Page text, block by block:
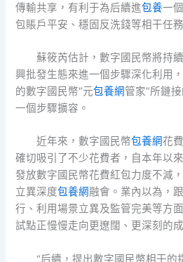
傳輸共享，有利于為后續進包養一
包賬戶平安、穩固反洗錢等相干任
蘇筱芮估計，數字國民幣將持
興批發生態來進一個步驟深化利用
的數字國民幣“元包養網管家”所鏈
一個步驟擴容。
近年來，數字國民幣包養網花
確切吸引了不少花費者，自本年以
發放數字國民幣花費紅包力度不減
立異深度包養網融會。業內以為，
行、利用場景立異及監管完美等方
試點正慢慢走向更遼闊、更深刻的
“后續，提出數字國民幣相干的